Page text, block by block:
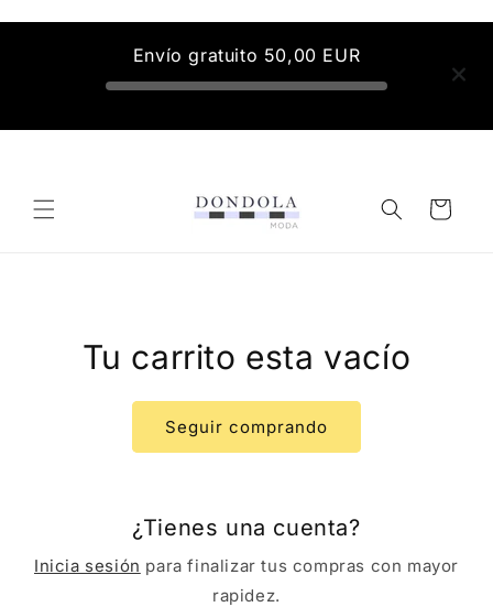
Envío gratuito 50,00 EUR
directamente
Carrito
Tu carrito esta vacío
Seguir comprando
¿Tienes una cuenta?
Inicia sesión para finalizar tus compras con mayor
rapidez.